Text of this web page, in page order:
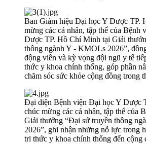
Ban Giám hiệu Đại học Y Dược TP.
mừng các cá nhân, tập thể của Bệnh
Dược TP. Hồ Chí Minh tại Giải
thông ngành Y - KMOLs 2026”,
động viên và kỳ vọng đội ngũ y tế
thức y khoa chính thống, góp phần
chăm sóc sức khỏe cộng đồng trong
Đại diện Bệnh viện Đại học Y Dược
chúc mừng các cá nhân, tập thể của
Giải thưởng “Đại sứ truyền thông
2026”, ghi nhận những nỗ lực trong
tri thức y khoa chính thống đến cộng